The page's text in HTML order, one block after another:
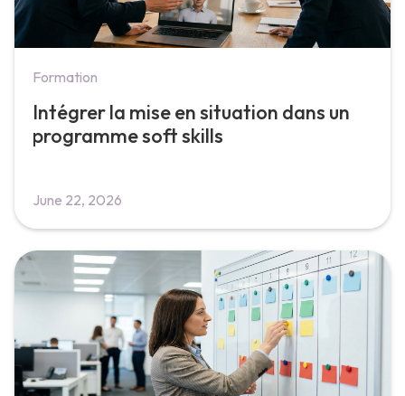
Formation
Intégrer la mise en situation dans un
programme soft skills
June 22, 2026